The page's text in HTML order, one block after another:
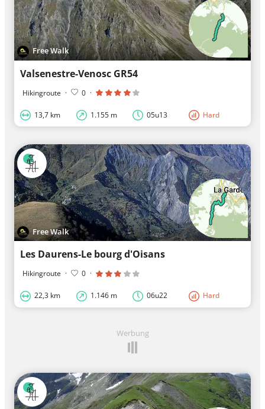
Free Walk
Valsenestre-Venosc GR54
Hikingroute · 0 ·
13,7 km 1.155 m 05u13 Hard
Free Walk
Les Daurens-Le bourg d'Oisans
Hikingroute · 0 ·
22,3 km 1.146 m 06u22 Hard
Werbung